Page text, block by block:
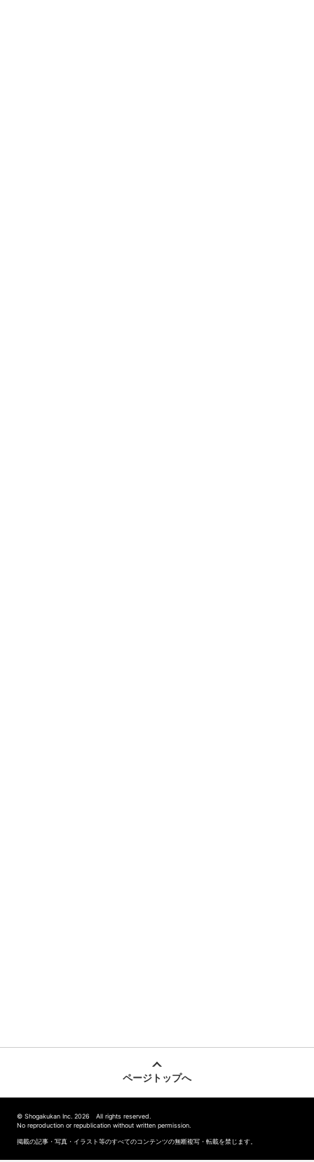
ページトップへ
© Shogakukan Inc. 2026 All rights reserved.
No reproduction or republication without written permission.
掲載の記事・写真・イラスト等のすべてのコンテンツの無断複写・転載を禁じます。